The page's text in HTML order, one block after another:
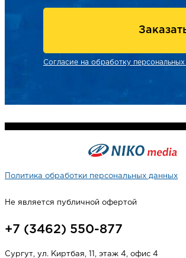
Согласие на обработку персональных
Политика обработки персональных данных
Не является публичной офертой
+7 (3462) 550-877
Сургут, ул. Киртбая, 11, этаж 4, офис 4